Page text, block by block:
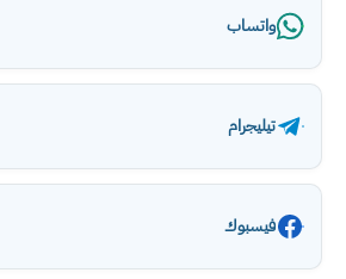
واتساب
تيليجرام
فيسبوك